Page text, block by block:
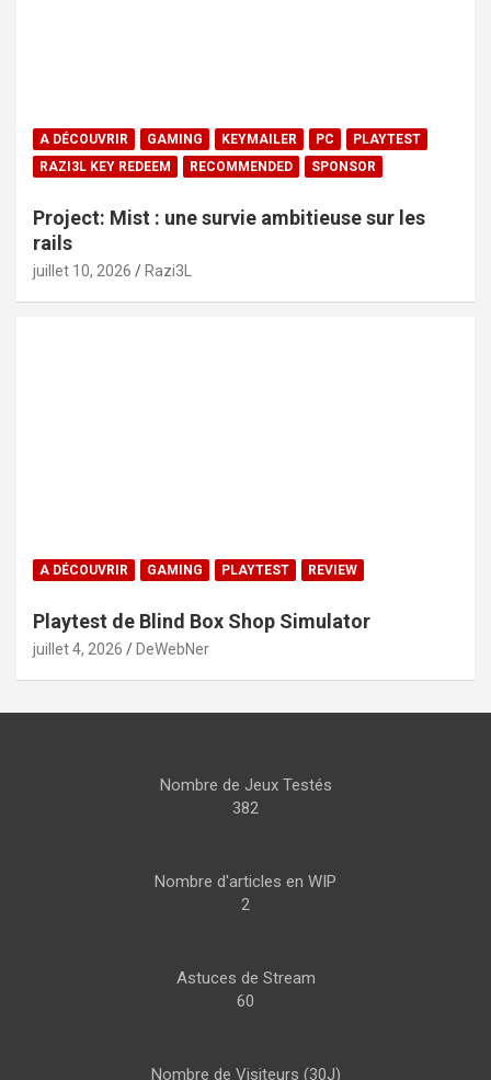
A DÉCOUVRIR GAMING KEYMAILER PC
PLAYTEST
RAZI3L KEY REDEEM
RECOMMENDED SPONSOR
Project: Mist : une survie ambitieuse sur les
rails
juillet 10, 2026 Razi3L
A DÉCOUVRIR GAMING PLAYTEST REVIEW
Playtest de Blind Box Shop Simulator
juillet 4, 2026 DeWebNer
Nombre de Jeux Testés
382
Nombre d'articles en WIP
2
Astuces de Stream
60
Nombre de Visiteurs (30J)